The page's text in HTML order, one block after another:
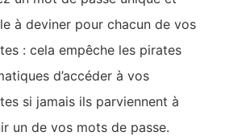
à deviner pour chacun de vos
: cela empêche les pirates
d’accéder à vos
si jamais ils parviennent à
un de vos mots de passe.